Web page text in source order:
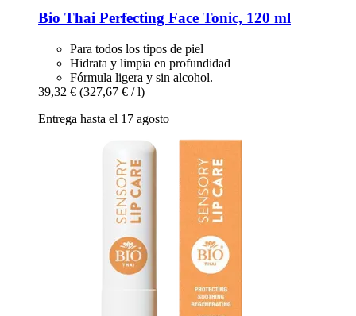
Bio Thai Perfecting Face Tonic, 120 ml
Para todos los tipos de piel
Hidrata y limpia en profundidad
Fórmula ligera y sin alcohol.
39,32 € (327,67 € / l)
Entrega hasta el 17 agosto